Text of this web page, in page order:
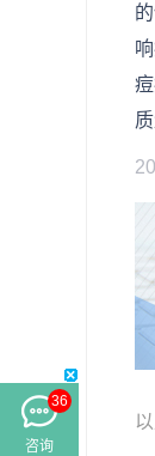
质
36
咨询